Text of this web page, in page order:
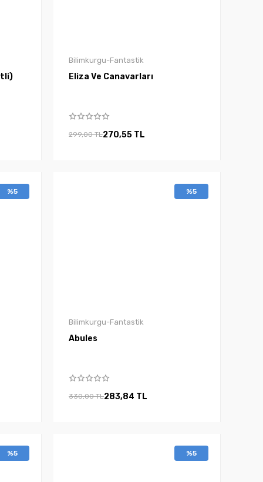
Bilimkurgu-Fantastik
Eliza Ve Canavarları
299,00 TL270,55 TL
%5 %5
Bilimkurgu-Fantastik
Abules
330,00 TL283,84 TL
%5 %5